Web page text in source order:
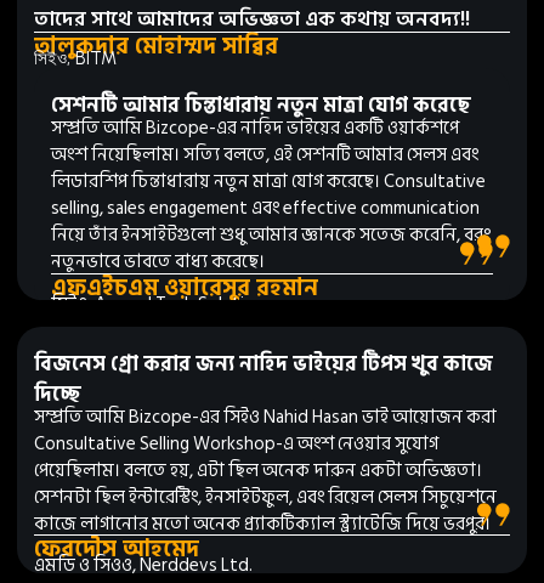
তাদের সাথে আমাদের অভিজ্ঞতা এক কথায় অনবদ্য!!
তালুকদার মোহাম্মদ সাব্বির
সিইও, BITM
সেশনটি আমার চিন্তাধারায় নতুন মাত্রা যোগ করেছে
সম্প্রতি আমি Bizcope-এর নাহিদ ভাইয়ের একটি ওয়ার্কশপে
অংশ নিয়েছিলাম। সত্যি বলতে, এই সেশনটি আমার সেলস এবং
লিডারশিপ চিন্তাধারায় নতুন মাত্রা যোগ করেছে। Consultative
selling, sales engagement এবং effective communication
নিয়ে তাঁর ইনসাইটগুলো শুধু আমার জ্ঞানকে সতেজ করেনি, বরং
নতুনভাবে ভাবতে বাধ্য করেছে।
এফএইচএম ওয়ারেসুর রহমান
সিইও, Accord Tech Solutions
বিজনেস গ্রো করার জন্য নাহিদ ভাইয়ের টিপস খুব কাজে
দিচ্ছে
সম্প্রতি আমি Bizcope-এর সিইও Nahid Hasan ভাই আয়োজন করা
Consultative Selling Workshop-এ অংশ নেওয়ার সুযোগ
পেয়েছিলাম। বলতে হয়, এটা ছিল অনেক দারুন একটা অভিজ্ঞতা।
সেশনটা ছিল ইন্টারেস্টিং, ইনসাইটফুল, এবং রিয়েল সেলস সিচুয়েশনে
কাজে লাগানোর মতো অনেক প্র্যাকটিক্যাল স্ট্র্যাটেজি দিয়ে ভরপুর।
ফেরদৌস আহমেদ
এমডি ও সিওও, Nerddevs Ltd.